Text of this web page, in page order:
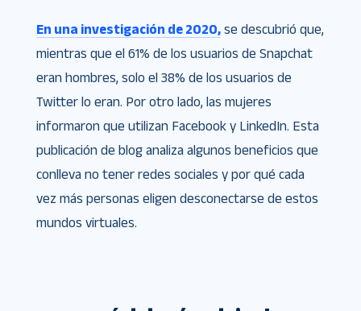
En una investigación de 2020,se descubrió que,
mientras que el 61% de los usuarios de Snapchat
eran hombres, solo el 38% de los usuarios de
Twitter lo eran. Por otro lado, las mujeres
informaron que utilizan Facebook y LinkedIn. Esta
publicación de blog analiza algunos beneficios que
conlleva no tener redes sociales y por qué cada
vez más personas eligen desconectarse de estos
mundos virtuales.